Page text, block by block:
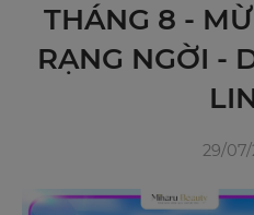
Ưu
THÁNG 8 -
RẠNG NGỜI -
29/